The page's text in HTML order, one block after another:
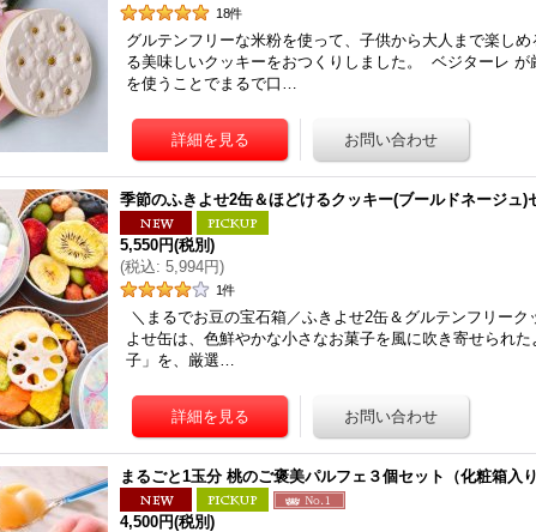
18件
グルテンフリーな米粉を使って、子供から大人まで楽し
る美味しいクッキーをおつくりしました。 ベジターレ が
を使うことでまるで口…
季節のふきよせ2缶＆ほどけるクッキー(ブールドネージュ)
5,550円(税別)
(税込: 5,994円)
1件
＼まるでお豆の宝石箱／ふきよせ2缶＆グルテンフリー
よせ缶は、色鮮やかな小さなお菓子を風に吹き寄せられ
子」を、厳選…
まるごと1玉分 桃のご褒美パルフェ３個セット（化粧箱入り
4,500円(税別)